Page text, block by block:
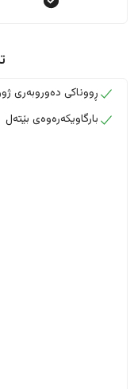
ڕووناکی دەوروبەری
بارگاویکەرەوەی بێتەل